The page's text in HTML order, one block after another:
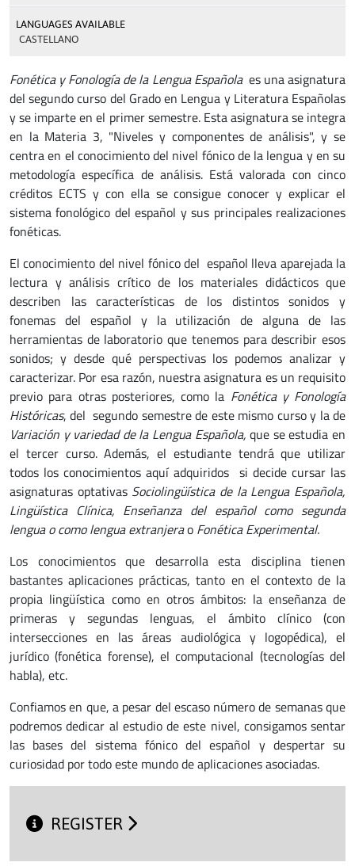
LANGUAGES AVAILABLE
CASTELLANO
Fonética y Fonología de la Lengua Españolaes una asignatura
del segundo curso del Grado en Lengua y Literatura Españolas
y se imparte en el primer semestre. Esta asignatura se integra
en la Materia 3, "Niveles y componentes de análisis", y se
centra en el conocimiento del nivel fónico de la lengua y en su
metodología específica de análisis. Está valorada con cinco
créditos ECTS y con ella se consigue conocer y explicar el
sistema fonológico del español y sus principales realizaciones
fonéticas.
El conocimiento del nivel fónico del español lleva aparejada la
lectura y análisis crítico de los materiales didácticos que
describen las características de los distintos sonidos y
fonemas del español y la utilización de alguna de las
herramientas de laboratorio que tenemos para describir esos
sonidos; y desde qué perspectivas los podemos analizar y
caracterizar. Por esa razón, nuestra asignatura es un requisito
previo para otras posteriores, como la Fonética y Fonología
Históricas, del segundo semestre de este mismo curso y la de
Variación y variedad de la Lengua Española,que se estudia en
el tercer curso. Además, el estudiante tendrá que utilizar
todos los conocimientos aquí adquiridos si decide cursar las
asignaturas optativas Sociolingüística de la Lengua Española,
Lingüística Clínica, Enseñanza del español como segunda
lengua o como lengua extranjerao Fonética Experimental.
Los conocimientos que desarrolla esta disciplina tienen
bastantes aplicaciones prácticas, tanto en el contexto de la
propia lingüística como en otros ámbitos: la enseñanza de
primeras y segundas lenguas, el ámbito clínico (con
intersecciones en las áreas audiológica y logopédica), el
jurídico (fonética forense), el computacional (tecnologías del
habla), etc.
Confiamos en que, a pesar del escaso número de semanas que
podremos dedicar al estudio de este nivel, consigamos sentar
las bases del sistema fónico del español y despertar su
curiosidad por todo este mundo de aplicaciones asociadas.
REGISTER